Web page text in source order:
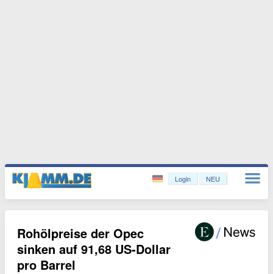
Login NEU
Rohölpreise der Opec
sinken auf 91,68 US-Dollar
pro Barrel